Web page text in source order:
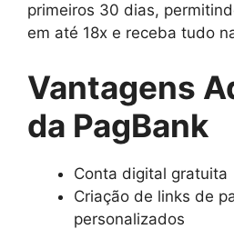
primeiros 30 dias,
em até 18x e receba tudo
Vantagens
da PagBank
Conta digital gratuita
Criação de links de
personalizados